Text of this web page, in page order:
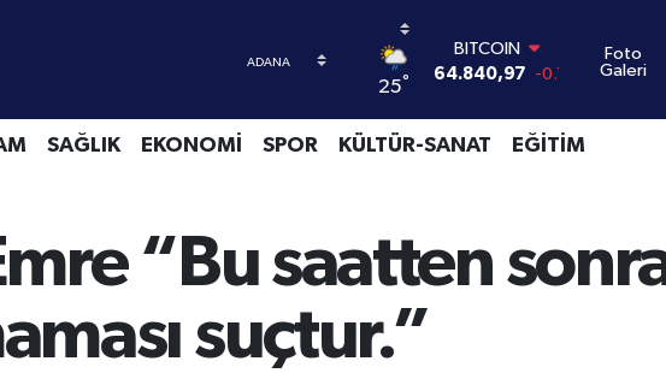
25°
BITCOIN
64.840,97 -0.15
47,7436 0.18
EURO
GRAM ALTIN
6660.55 0
Foto
Galeri
SAĞLIK EKONOMİ SPOR KÜLTÜR-SANAT EĞİTİM
“Bu saatten
suçtur.”